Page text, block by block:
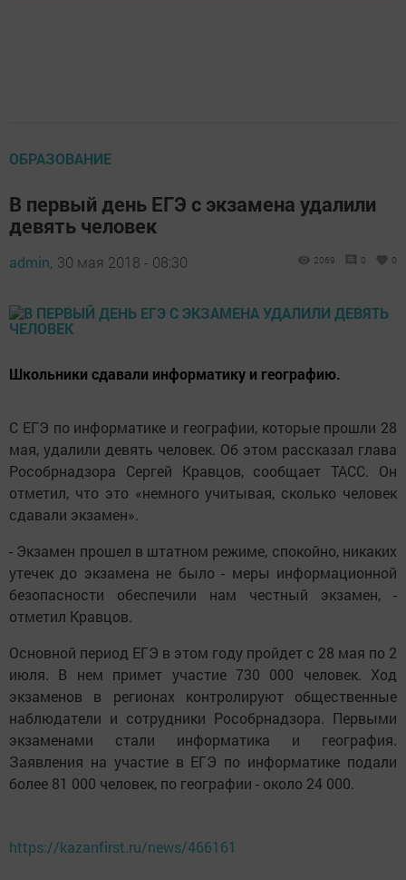
ОБРАЗОВАНИЕ
В первый день ЕГЭ с экзамена удалили
девять человек
admin, 30 мая 2018 - 08:30 2069 0 0
Школьники сдавали информатику и географию.
С ЕГЭ по информатике и географии, которые прошли 28
мая, удалили девять человек. Об этом рассказал глава
Рособрнадзора Сергей Кравцов, сообщает ТАСС. Он
отметил, что это «немного учитывая, сколько человек
сдавали экзамен».
- Экзамен прошел в штатном режиме, спокойно, никаких
утечек до экзамена не было - меры информационной
безопасности обеспечили нам честный экзамен, -
отметил Кравцов.
Основной период ЕГЭ в этом году пройдет с 28 мая по 2
июля. В нем примет участие 730 000 человек. Ход
экзаменов в регионах контролируют общественные
наблюдатели и сотрудники Рособрнадзора. Первыми
экзаменами стали информатика и география.
Заявления на участие в ЕГЭ по информатике подали
более 81 000 человек, по географии - около 24 000.
https://kazanfirst.ru/news/466161